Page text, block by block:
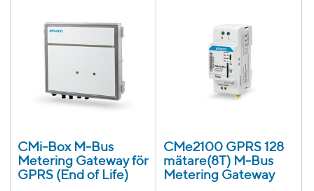
CMi-Box M-Bus
Metering Gateway för
GPRS (End of Life)
CMe2100 GPRS 128
mätare(8T) M-Bus
Metering Gateway